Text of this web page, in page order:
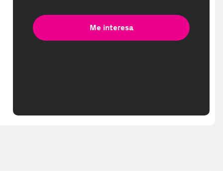
Me interesa